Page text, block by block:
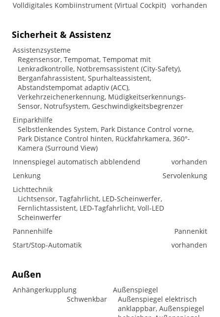
Volldigitales Kombiinstrument (Virtual Cockpit) vorhanden
Sicherheit & Assistenz
Assistenzsysteme
Regensensor, Tempomat, Tempomat mit
Lenkradkontrolle, Notbremsassistent (City-Safety),
Berganfahrassistent, Spurhalteassistent,
Abstandstempomat adaptiv (ACC),
Verkehrzeichenerkennung, Müdigkeitserkennungs-
Sensor, Notrufsystem, Geschwindigkeitsbegrenzer
Einparkhilfe
Selbstlenkendes System, Park Distance Control vorne,
Park Distance Control hinten, Rückfahrkamera, 360°-
Kamera (Surround View)
Innenspiegel automatisch abblendend
vorhanden
Lenkung
Servolenkung
Lichttechnik
Lichtsensor, Tagfahrlicht, LED-Scheinwerfer,
Fernlichtassistent, LED-Tagfahrlicht, Voll-LED
Scheinwerfer
Pannenhilfe
Pannenkit
Start/Stop-Automatik
vorhanden
Außen
Anhängerkupplung
Schwenkbar
Außenspiegel
Außenspiegel elektrisch
anklappbar, Außenspiegel